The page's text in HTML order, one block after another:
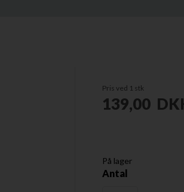
Pris ved 1 stk
139,00
På lager
Antal